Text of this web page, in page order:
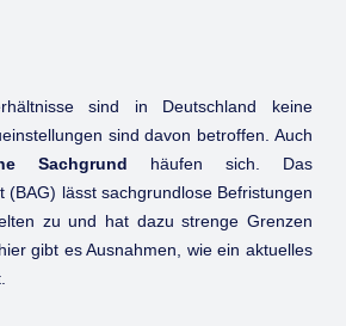
sind in Deutschland keine
sind davon betroffen. Auch
Sachgrund häufen sich. Das
(BAG) lässt sachgrundlose Befristungen
zu und hat dazu strenge Grenzen
gibt es Ausnahmen, wie ein aktuelles